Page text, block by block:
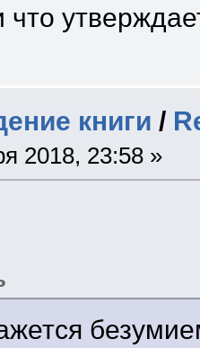
что
книги /
2018, 23:58 »